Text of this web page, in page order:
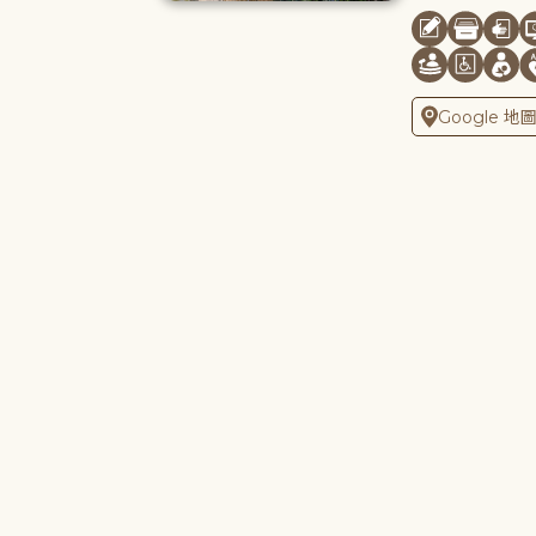
Google 地